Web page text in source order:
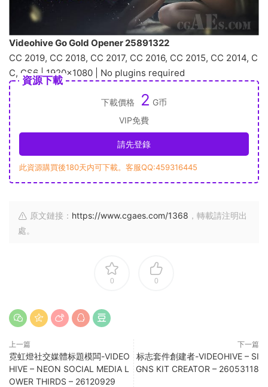
Videohive Go Gold Opener 25891322
CC 2019, CC 2018, CC 2017, CC 2016, CC 2015, CC 2014, C
C, CS6 | 1920×1080 | No plugins required
資源下載
下載價格 2 G币
VIP免費
請先登錄
此資源購買後180天内可下載。客服QQ:459316445
原文鏈接： https://www.cgaes.com/1368 ，轉載請注明出
處。
0 0
上一篇
霓虹燈社交媒體标題模闆-VIDEO
HIVE – NEON SOCIAL MEDIA L
OWER THIRDS – 26120929
下一篇
标志套件創建者-VIDEOHIVE – SI
GNS KIT CREATOR – 26053118